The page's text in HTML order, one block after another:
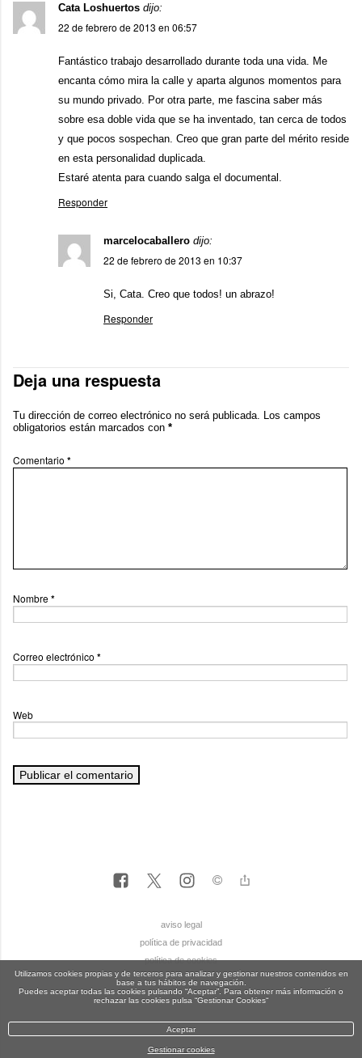
Cata Loshuertos dijo:
22 de febrero de 2013 en 06:57
Fantástico trabajo desarrollado durante toda una vida. Me
encanta cómo mira la calle y aparta algunos momentos para
su mundo privado. Por otra parte, me fascina saber más
sobre esa doble vida que se ha inventado, tan cerca de todos
y que pocos sospechan. Creo que gran parte del mérito reside
en esta personalidad duplicada.
Estaré atenta para cuando salga el documental.
Responder
marcelocaballero dijo:
22 de febrero de 2013 en 10:37
Si, Cata. Creo que todos! un abrazo!
Responder
Deja una respuesta
Tu dirección de correo electrónico no será publicada.
Los campos
obligatorios están marcados con *
Comentario *
Nombre*
Correo electrónico *
Web
aviso legal
política de privacidad
política de cookies
Utilizamos cookies propias y de terceros para analizar y gestionar nuestros contenidos en
base a tus hábitos de navegación.
Puedes aceptar todas las cookies pulsando “Aceptar”. Para obtener más información o
rechazar las cookies pulsa “Gestionar Cookies“
Aceptar
Gestionar cookies